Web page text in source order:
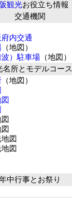
観光お役立ち情報
交通機関
内交通
（地図）
波）駐車場 （地図）
名所とモデルコース
（地図）
図
図
中行事とお祭り